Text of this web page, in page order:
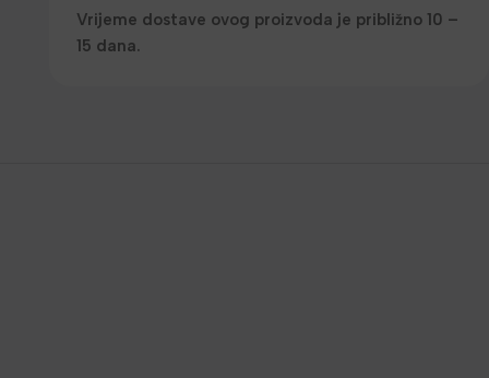
Vrijeme dostave ovog proizvoda je približno 10 –
15 dana.